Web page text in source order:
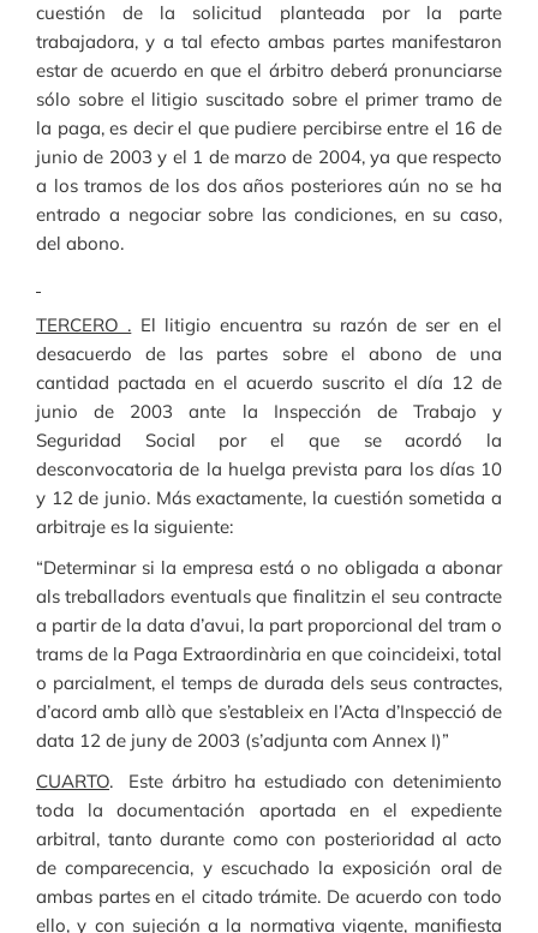
cuestión de la solicitud planteada por la parte
trabajadora, y a tal efecto ambas partes manifestaron
estar de acuerdo en que el árbitro deberá pronunciarse
sólo sobre el litigio suscitado sobre el primer tramo de
la paga, es decir el que pudiere percibirse entre el 16 de
junio de 2003 y el 1 de marzo de 2004, ya que respecto
a los tramos de los dos años posteriores aún no se ha
entrado a negociar sobre las condiciones, en su caso,
del abono.
TERCERO . El litigio encuentra su razón de ser en el
desacuerdo de las partes sobre el abono de una
cantidad pactada en el acuerdo suscrito el día 12 de
junio de 2003 ante la Inspección de Trabajo y
Seguridad Social por el que se acordó la
desconvocatoria de la huelga prevista para los días 10
y 12 de junio. Más exactamente, la cuestión sometida a
arbitraje es la siguiente:
“Determinar si la empresa está o no obligada a abonar
als treballadors eventuals que finalitzin el seu contracte
a partir de la data d’avui, la part proporcional del tram o
trams de la Paga Extraordinària en que coincideixi, total
o parcialment, el temps de durada dels seus contractes,
d’acord amb allò que s’estableix en l’Acta d’Inspecció de
data 12 de juny de 2003 (s’adjunta com Annex I)”
CUARTO. Este árbitro ha estudiado con detenimiento
toda la documentación aportada en el expediente
arbitral, tanto durante como con posterioridad al acto
de comparecencia, y escuchado la exposición oral de
ambas partes en el citado trámite. De acuerdo con todo
ello, y con sujeción a la normativa vigente, manifiesta